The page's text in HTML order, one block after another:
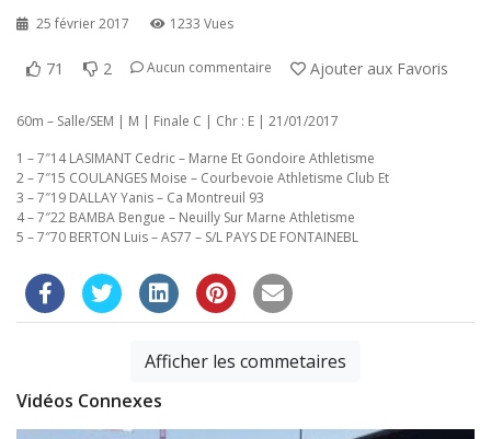
25 février 2017 1233 Vues
71 2 Aucun commentaire Ajouter aux Favoris
60m – Salle/SEM | M | Finale C | Chr : E | 21/01/2017
1 – 7″14 LASIMANT Cedric – Marne Et Gondoire Athletisme
2 – 7″15 COULANGES Moise – Courbevoie Athletisme Club Et
3 – 7″19 DALLAY Yanis – Ca Montreuil 93
4 – 7″22 BAMBA Bengue – Neuilly Sur Marne Athletisme
5 – 7″70 BERTON Luis – AS77 – S/L PAYS DE FONTAINEBL
Afficher les commetaires
Vidéos Connexes